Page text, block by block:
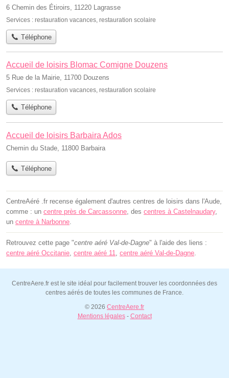
6 Chemin des Étiroirs, 11220 Lagrasse
Services : restauration vacances restauration scolaire
Téléphone
Accueil de loisirs Blomac Comigne Douzens
5 Rue de la Mairie, 11700 Douzens
Services : restauration vacances, restauration scolaire
Téléphone
Accueil de loisirs Barbaira Ados
Chemin du Stade, 11800 Barbaira
Téléphone
CentreAéré .fr recense également d'autres centres de loisirs dans l'Aude,
comme : un centre près de Carcassonne , des centres à Castelnaudary,
un centre à Narbonne
Retrouvez cette page "centre aéré Val-de-Dagne" à l'aide des liens :
centre aéré Occitanie centre aéré 11 centre aéré Val-de-Dagne
CentreAere.fr est le site idéal pour facilement trouver les coordonnées des
centres aérés de toutes les communes de France.
© 2026 CentreAere.fr
Mentions légales- Contact